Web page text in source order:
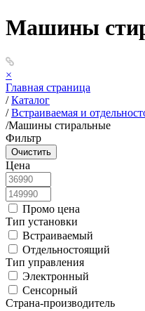
Машины
×
Главная страница
/ Каталог
/ Встраиваемая и
/Машины стиральные
Фильтр
Цена
Промо цена
Тип установки
Встраиваемый
Отдельностоящий
Тип управления
Электронный
Сенсорный
Страна-производитель